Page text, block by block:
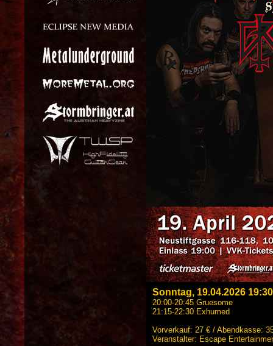
Sonntag, 19.04.2026 19:30
20:00-20:45 Gruesome
21:15-22:30 Exhumed
Vorverkauf: 27 € / Abendkasse:
Veranstalter: Escape